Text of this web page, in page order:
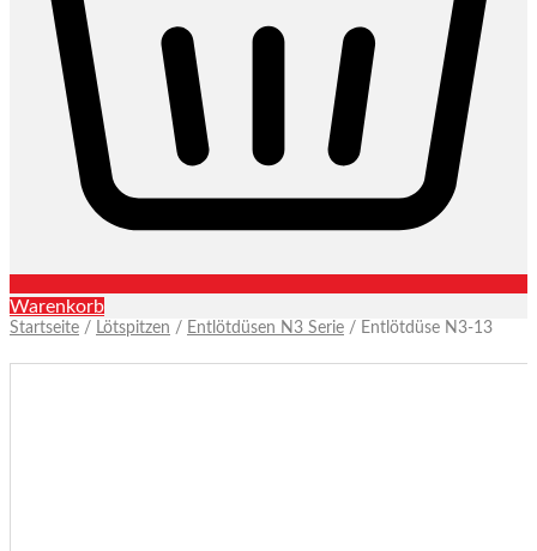
Warenkorb
Startseite / Lötspitzen / Entlötdüsen N3 Serie / Entlötdüse N3-13